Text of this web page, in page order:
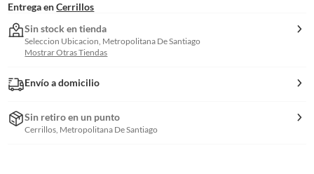
Entrega en Cerrillos
Sin stock en tienda
Seleccion Ubicacion, Metropolitana De Santiago
Mostrar Otras Tiendas
Envío a domicilio
Sin retiro en un punto
Cerrillos, Metropolitana De Santiago